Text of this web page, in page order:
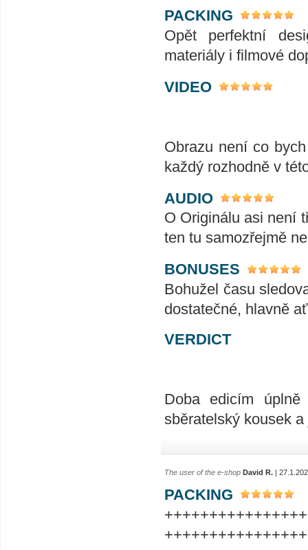
PACKING
Opět perfektní
materiály i filmové
VIDEO
Obrazu není co
každý rozhodně v
AUDIO
O Originálu asi není
ten tu samozřejmě
BONUSES
Bohužel času
dostatečné, hlavně
VERDICT
Doba edicím
sběratelský kousek
The user of the e-shop David R. |
PACKING